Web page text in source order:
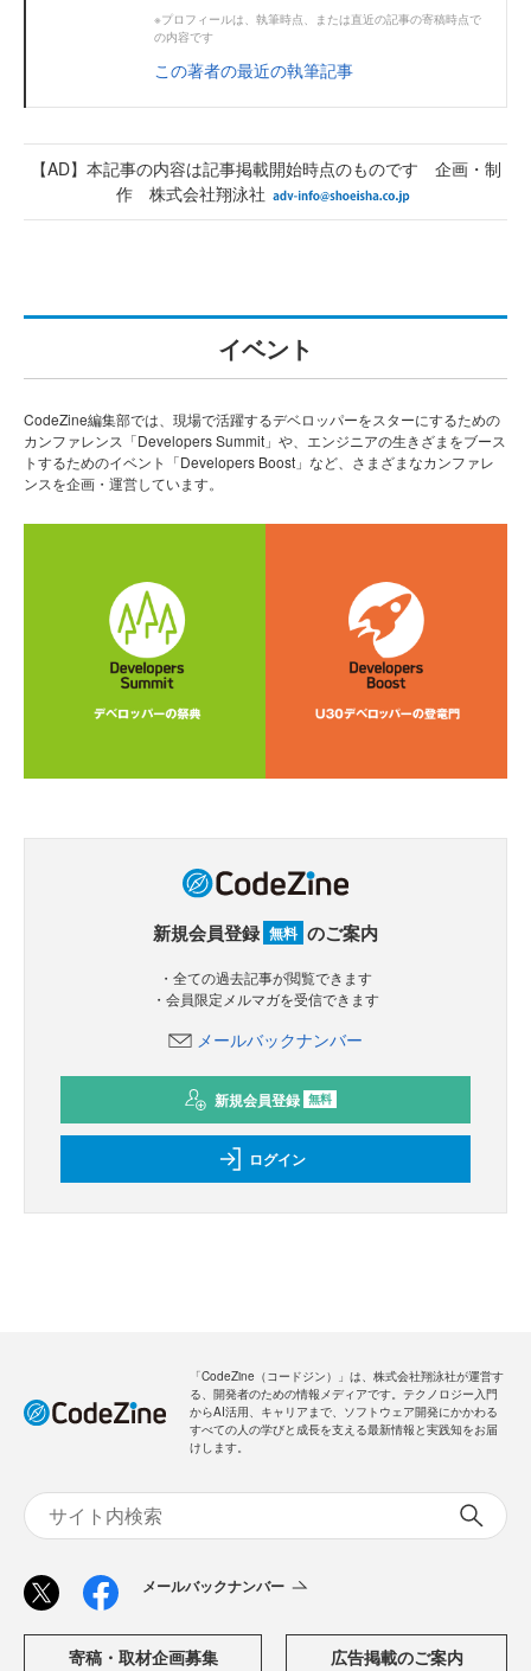
※プロフィールは、執筆時点、または直近の記事の寄稿時点で
の内容です
この著者の最近の執筆記事
【AD】本記事の内容は記事掲載開始時点のものです 企画・制
作 株式会社翔泳社
イベント
CodeZine編集部では、現場で活躍するデベロッパーをスターにするための
カンファレンス「Developers Summit」や、エンジニアの生きざまをブース
トするためのイベント「Developers Boost」など、さまざまなカンファレ
ンスを企画・運営しています。
新規会員登録 無料 のご案内
・全ての過去記事が閲覧できます
・会員限定メルマガを受信できます
メールバックナンバー
新規会員登録 無料
ログイン
「CodeZine（コードジン）」は、株式会社翔泳社が運営す
る、開発者のための情報メディアです。テクノロジー入門
からAI活用、キャリアまで、ソフトウェア開発にかかわる
すべての人の学びと成長を支える最新情報と実践知をお届
けします。
メールバックナンバー
寄稿・取材企画募集 広告掲載のご案内